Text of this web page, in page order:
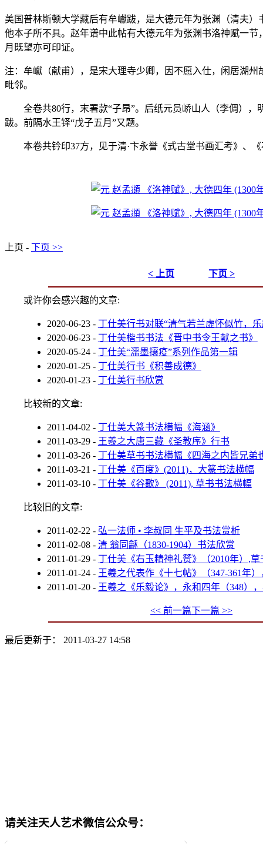
美国普林斯顿大学藏后有牟巘跋，是大德元年为张渊（清夫）
他本子所不具。赵年谱中此帖有大德元年为张渊书洛神赋一节
月既望亦可印证。
注：牟巘（献甫），是宋大理寺少卿，因不愿入仕，闲居湖州
毗邻。
全卷共80行，末署款“子昂”。后纸元员峤山人（李倜），
跋。前隔水王铎“戊子五月”又题。
本卷共钤印37方，见于清·卞永誉《式古堂书画汇考》、
上页 - 下页 >>
< 上页 下页 >
或许你会感兴趣的文章:
2020-06-23- 丁仕美行书对联“清气若兰虚怀似竹，
2020-06-23- 丁仕美楷书书法《晋中书令王献之书》
2020-05-24- 丁仕美“濡墨攘疫”系列作品第一辑
2020-01-25- 丁仕美行书《积善成德》
2020-01-23- 丁仕美行书欣赏
比较新的文章:
2011-04-02 - 丁仕美大篆书法横幅《海涵》
2011-03-29- 王羲之大唐三藏《圣教序》行书
2011-03-26- 丁仕美草书书法横幅《四海之内皆兄弟
2011-03-21 - 丁仕美《百度》(2011)，大篆书法横幅
2011-03-10- 丁仕美《谷歌》 (2011), 草书书法横幅
比较旧的文章:
2011-02-22 - 弘一法师 • 李叔同 生平及书法赏析
2011-02-08- 清 翁同龢（1830-1904）书法欣赏
2011-01-29- 丁仕美《右玉精神礼赞》（2010年）,
2011-01-24- 王羲之代表作《十七帖》（347-361年
2011-01-20- 王羲之《乐毅论》，永和四年（348）
<< 前一篇下一篇 >>
最后更新于： 2011-03-27 14:58
请关注天人艺术微信公众号：